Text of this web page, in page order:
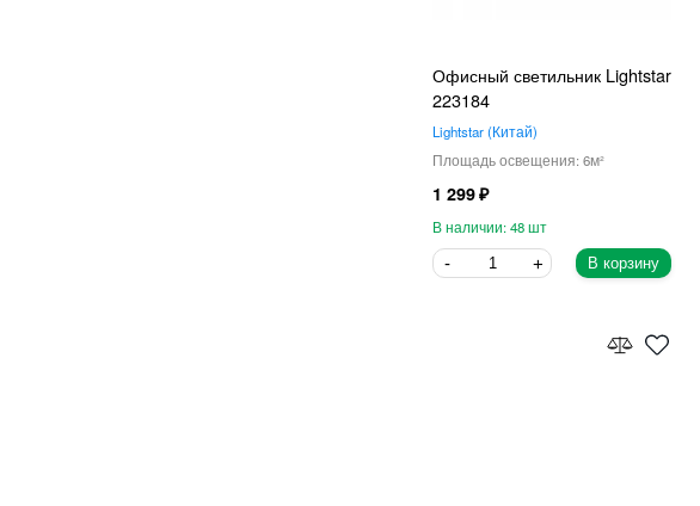
Офисный светильник Lightstar
223184
Lightstar Китай
6
1 299
48
В корзину